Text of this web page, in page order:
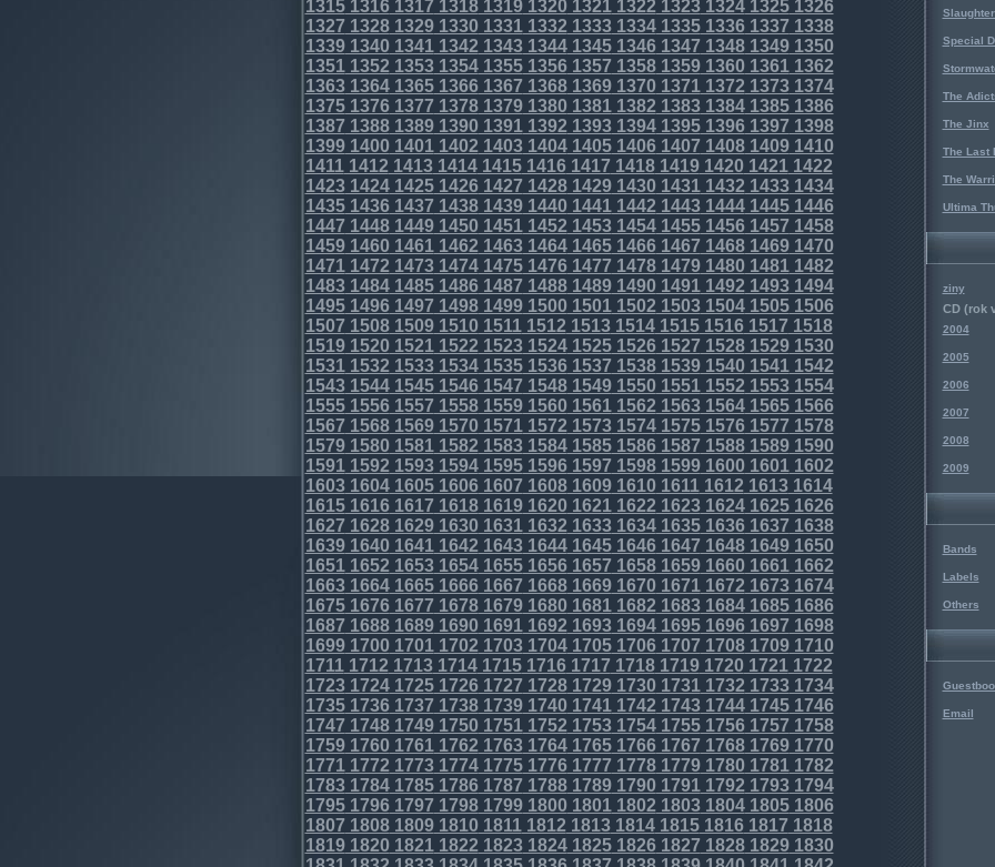
131513161317 13181319132013211322 1323132413251326
1327 13281329133013311332 13331334133513361337 1338
1339134013411342 13431344134513461347 134813491350
13511352 13531354135513561357 13581359136013611362
13631364136513661367 13681369137013711372 13731374
137513761377 13781379138013811382 1383138413851386
1387 13881389139013911392 13931394139513961397 1398
1399140014011402 14031404140514061407 140814091410
14111412 14131414141514161417 14181419142014211422
14231424142514261427 14281429143014311432 14331434
143514361437 14381439144014411442 1443144414451446
1447 14481449145014511452 14531454145514561457 1458
1459146014611462 14631464146514661467 146814691470
14711472 14731474147514761477 14781479148014811482
14831484148514861487 14881489149014911492 14931494
149514961497 14981499150015011502 1503150415051506
1507 15081509151015111512 15131514151515161517 1518
1519152015211522 15231524152515261527 152815291530
15311532 15331534153515361537 15381539154015411542
15431544154515461547 15481549155015511552 15531554
155515561557 15581559156015611562 1563156415651566
1567 15681569157015711572 15731574157515761577 1578
1579158015811582 15831584158515861587 158815891590
15911592 15931594159515961597 15981599160016011602
16031604160516061607 16081609161016111612 16131614
161516161617 16181619162016211622 1623162416251626
1627 16281629163016311632 16331634163516361637 1638
1639164016411642 16431644164516461647 164816491650
16511652 16531654165516561657 16581659166016611662
16631664166516661667 16681669167016711672 16731674
167516761677 16781679168016811682 1683168416851686
1687 16881689169016911692 16931694169516961697 1698
1699170017011702 17031704170517061707 170817091710
17111712 17131714171517161717 17181719172017211722
17231724172517261727 17281729173017311732 17331734
173517361737 17381739174017411742 1743174417451746
1747 17481749175017511752 17531754175517561757 1758
1759176017611762 17631764176517661767 176817691770
17711772 17731774177517761777 17781779178017811782
17831784178517861787 17881789179017911792 17931794
179517961797 17981799180018011802 1803180418051806
1807 18081809181018111812 18131814181518161817 1818
1819182018211822 18231824182518261827 182818291830
Special
The
The Jinx
The Last
The
Ultima
ziny
CD (rok
2004
2005
2006
2007
2008
2009
Bands
Labels
Others
Email